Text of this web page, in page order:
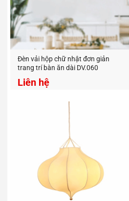
Đèn vải hộp chữ nhật đơn giản
trang trí bàn ăn dài DV.060
Liên hệ